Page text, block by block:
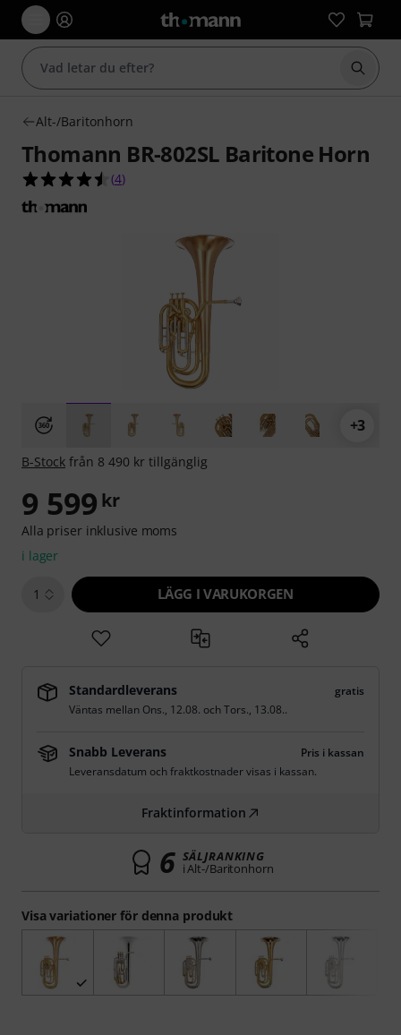
Börja
Alt-/Baritonhorn
Thomann BR-802SL Baritone Horn
4.5 av 5 stjärnor från 4 kundbetyg
(4)
+3
Visa variationer för denna produkt
B-Stock från 8 490 kr tillgänglig
9 599 kr
Alla priser inklusive moms
i lager
1 LÄGG I VARUKORGEN
Standardleverans
gratis
Väntas mellan Ons., 12.08. ochTors., 13.08..
Snabb Leverans
Pris i kassan
Leveransdatum och fraktkostnader visas i kassan.
Fraktinformation
6 SÄLJRANKING
i Alt-/Baritonhorn